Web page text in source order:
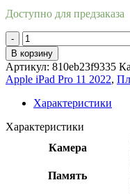
Доступно для предзаказа
Количество
товара
Apple
iPad
Pro
11
WI-
В корзину
Артикул: 810eb23f9335
Apple iPad Pro 11 2022,
Характеристики
Характеристики
Камера
Память